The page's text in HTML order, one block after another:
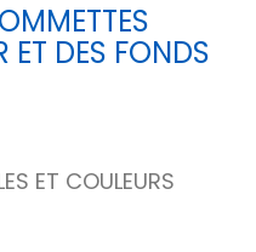
ET DES FONDS
ET COULEURS